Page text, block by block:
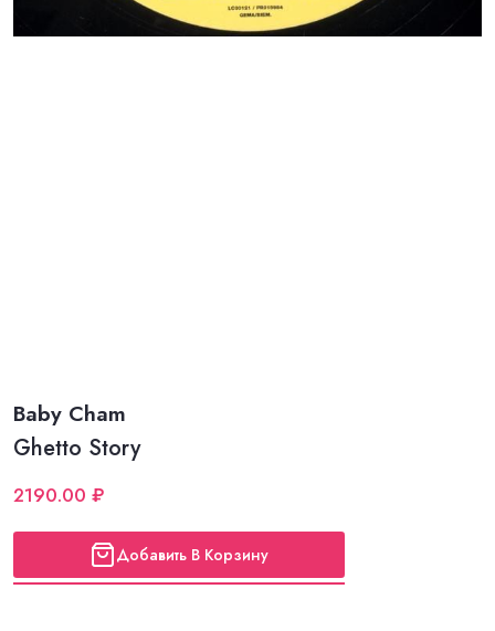
Baby Cham
Ghetto Story
2190.00 ₽
Добавить В Корзину